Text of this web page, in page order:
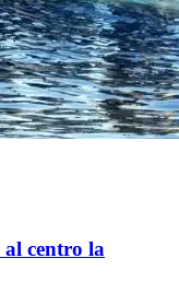
centro la